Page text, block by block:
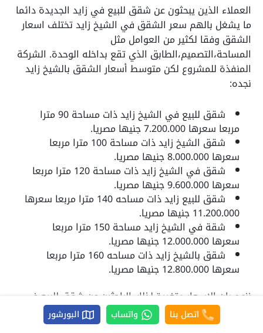
العملاء الذين يبحثون عن شقق للبيع في زايد الجديدة دائما
ما يشغل بالهم سعر الشقق في الشيخ زايد تختلف اسعار
الشقق وفقا لكثير من العوامل مثل
المساحة،التصميم،الطابق الذي تقع بداخله الوحدة. الشركة
المنفذة للمشروع لكن متوسط أسعار الشقق بالشيخ زايد
نجده:
شقق للبيع في الشيخ زايد ذات مساحة 90 مترا
مربعا سعرها 7.200.000 جنيها مصريا.
شقق الشيخ زايد ذات مساحة 100 مترا مربعا
سعرها 8.000.000 جنيها مصريا.
شقق في الشيخ زايد ذات مساحة 120 مترا مربعا
سعرها 9.600.000 جنيها مصريا.
شقق للبيع زايد ذات مساحه 140 مترا مربعا سعرها
11.200.000 جنيها مصريا.
شقة في الشيخ زايد مساحة 150 مترا مربعا
سعرها 12.000.000 جنيها مصريا.
شقق بالشيخ زايد ذات مساحه 160 مترا مربعا
سعرها 12.800.000 جنيها مصريا.
ننوه بان الاسعار متغيرة لذلك الباحثين عن شقق للبيع في
زايد الجديدة يمكنهم التواصل معنا لمعرفة أحدث الأسعار.
اتصل بنا واتساب البورشور